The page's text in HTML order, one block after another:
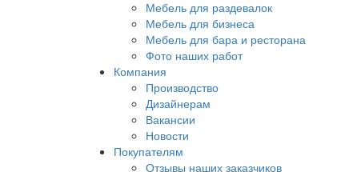
Мебель для раздевалок
Мебель для бизнеса
Мебель для бара и ресторана
Фото наших работ
Компания
Производство
Дизайнерам
Вакансии
Новости
Покупателям
Отзывы наших заказчиков